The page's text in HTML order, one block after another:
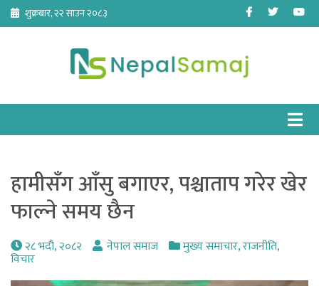
Skip
content
शुक्रबार, २२ साउन २०८३ Facebook
Twitter
हामीसँग आँसु बगाएर, पश्चाताप गरेर खेर
फाल्ने समय छैन
२८ भदौ, २०८२ नेपाल समाज मुख्य समाचार,राजनीति,
विचार